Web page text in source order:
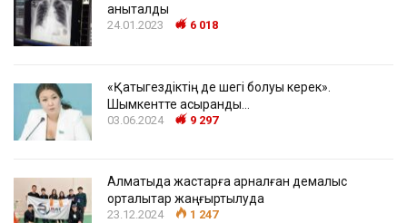
анықталды
24.01.2023 6 018
«Қатыгездіктің де шегі болуы керек».
Шымкентте асыранды…
03.06.2024 9 297
Алматыда жастарға арналған демалыс
орталықтар жаңғыртылуда
23.12.2024 1 247